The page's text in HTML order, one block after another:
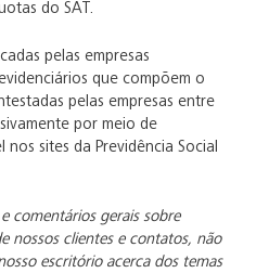
do SAT.
pelas empresas
que compõem o
pelas empresas entre
por meio de
sites da Previdência Social
comentários gerais sobre
nossos clientes e contatos, não
escritório acerca dos temas